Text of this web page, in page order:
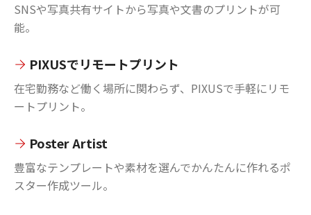
SNSや写真共有サイトから写真や文書のプリントが可
能。
PIXUSでリモートプリント
在宅勤務など働く場所に関わらず、PIXUSで手軽にリモ
ートプリント。
Poster Artist
豊富なテンプレートや素材を選んでかんたんに作れるポ
スター作成ツール。